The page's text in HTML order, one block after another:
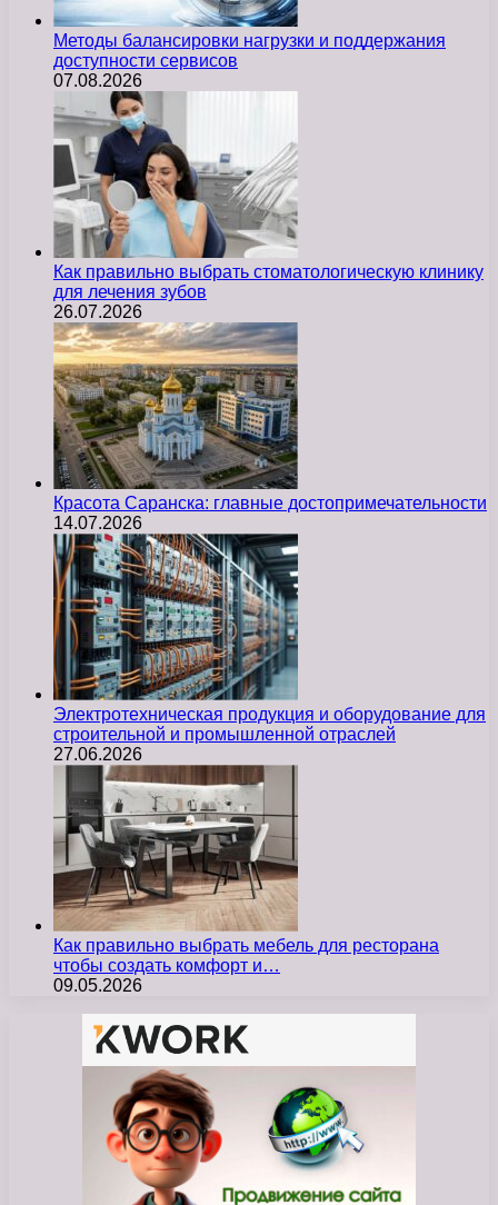
Методы балансировки нагрузки и поддержания
доступности сервисов
07.08.2026
Как правильно выбрать стоматологическую клинику
для лечения зубов
26.07.2026
Красота Саранска: главные достопримечательности
14.07.2026
Электротехническая продукция и оборудование для
строительной и промышленной отраслей
27.06.2026
Как правильно выбрать мебель для ресторана
чтобы создать комфорт и…
09.05.2026